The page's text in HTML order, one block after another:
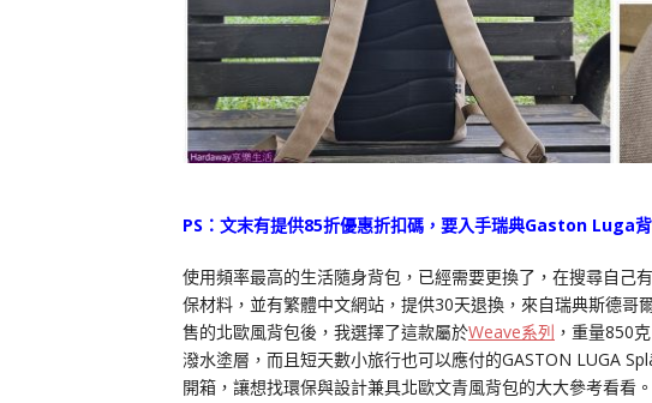
PS：文末有提供85折優惠折扣碼，要入手瑞典Gaston Luga
使用頻率最高的生活隨身背包，已經需要更換了，在搜尋自己
保材料，並有繁體中文網站，提供30天退換，來自瑞典斯德哥
售的北歐風背包後，我選擇了這款屬於Weave系列 ，重量850
潑水塗層，而且短天數小旅行也可以應付的GASTON LUGA
開箱，讓想找環保與設計兼具北歐文青風背包的大大參考看看。